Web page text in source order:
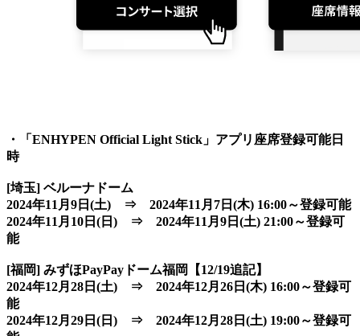
・「ENHYPEN Official Light Stick」アプリ座席登録可能日
時
[埼玉] ベルーナドーム
2024年11月9日(土) ⇒ 2024年11月7日(木) 16:00～登録可能
2024年11月10日(日) ⇒ 2024年11月9日(土) 21:00～登録可
能
[福岡] みずほPayPayドーム福岡【12/19追記】
2024年12月28日(土) ⇒ 2024年12月26日(木) 16:00～登録可
能
2024年12月29日(日) ⇒ 2024年12月28日(土) 19:00～登録可